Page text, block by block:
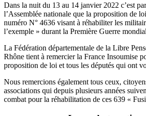
Dans la nuit du 13 au 14 janvier 2022 c’est
l’Assemblée nationale que la proposition de
numéro N° 4636 visant à réhabiliter les
l’exemple » durant la Première Guerre
La Fédération départementale de la Libre
Rhône tient à remercier la France Insoumise
proposition de loi et tous les députés qui ont
Nous remercions également tous ceux,
associations qui depuis plusieurs années
combat pour la réhabilitation de ces 639 «